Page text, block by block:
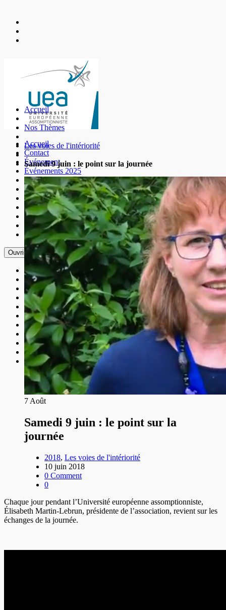
Accueil
Contact
Événement
Événements 2025
Les Universités
Mentions légales
Nos Amis
Nos Thèmes
Nous Découvrir
Nous Soutenir
Plan du site
Ouvrir le menu
Accueil
Contact
Événement
Événements 2025
Les Universités
Mentions légales
Nos Amis
Nos Thèmes
Nous Découvrir
Nous Soutenir
Plan du site
Accueil
Nos Thèmes
Les voies de l'intériorité
Samedi 9 juin : le point sur la journée
7 Août
Samedi 9 juin : le point sur la
journée
2018, Les voies de l'intériorité
10 juin 2018
0 Comment
0
Chaque jour pendant l’Université européenne assomptionniste,
Élisabeth Martin-Lebrun, présidente de l’association, revient sur les
échanges de la journée.